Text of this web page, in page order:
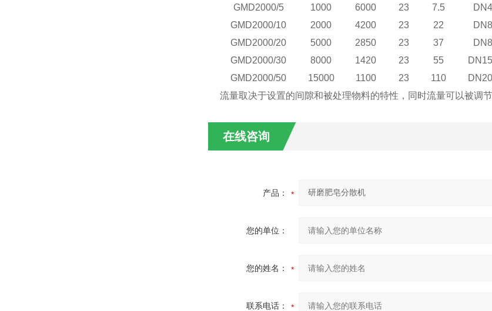
GMD2000/5 1000 6000 23 7.5
GMD2000/10 2000 4200 23 22
GMD2000/20 5000 2850 23 37
GMD2000/30 8000 1420 23 55
GMD2000/50 15000 1100 23 110
流量取决于设置的间隙和被处理物料的特性，同时流量可以被调
在线咨询
产品：
您的单位：
您的姓名：
联系电话：